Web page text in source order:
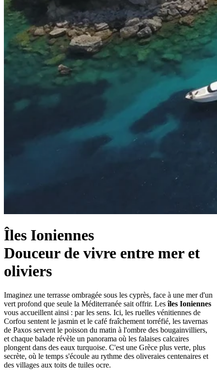
Îles Ioniennes
Douceur de vivre entre mer et
oliviers
Imaginez une terrasse ombragée sous les cyprès, face à une mer d'un
vert profond que seule la Méditerranée sait offrir. Lesîles Ioniennes
vous accueillent ainsi : par les sens. Ici, les ruelles vénitiennes de
Corfou sentent le jasmin et le café fraîchement torréfié, les tavernas
de Paxos servent le poisson du matin à l'ombre des bougainvilliers,
et chaque balade révèle un panorama où les falaises calcaires
plongent dans des eaux turquoise. C'est une Grèce plus verte, plus
secrète, où le temps s'écoule au rythme des oliveraies centenaires et
des villages aux toits de tuiles ocre.